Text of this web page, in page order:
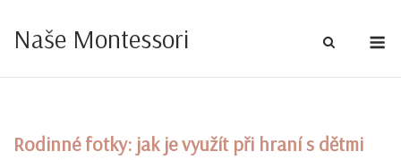
content
Naše Montessori
Rodinné fotky: jak je využít při hraní s dětmi